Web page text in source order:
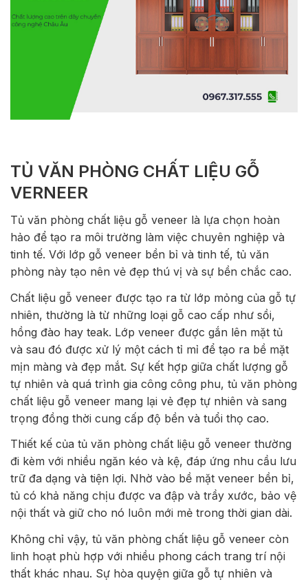
TỦ VĂN PHÒNG CHẤT LIỆU GỖ
VERNEER
Tủ văn phòng chất liệu gỗ veneer là lựa chọn hoàn
hảo để tạo ra môi trường làm việc chuyên nghiệp và
tinh tế. Với lớp gỗ veneer bền bỉ và tinh tế, tủ văn
phòng này tạo nên vẻ đẹp thú vị và sự bền chắc cao.
Chất liệu gỗ veneer được tạo ra từ lớp mỏng của gỗ tự
nhiên, thường là từ những loại gỗ cao cấp như sồi,
hồng đào hay teak. Lớp veneer được gắn lên mặt tủ
và sau đó được xử lý một cách tỉ mỉ để tạo ra bề mặt
mịn màng và đẹp mắt. Sự kết hợp giữa chất lượng gỗ
tự nhiên và quá trình gia công công phu, tủ văn phòng
chất liệu gỗ veneer mang lại vẻ đẹp tự nhiên và sang
trọng đồng thời cung cấp độ bền và tuổi thọ cao.
Thiết kế của tủ văn phòng chất liệu gỗ veneer thường
đi kèm với nhiều ngăn kéo và kệ, đáp ứng nhu cầu lưu
trữ đa dạng và tiện lợi. Nhờ vào bề mặt veneer bền bỉ,
tủ có khả năng chịu được va đập và trầy xước, bảo vệ
nội thất và giữ cho nó luôn mới mẻ trong thời gian dài.
Không chỉ vậy, tủ văn phòng chất liệu gỗ veneer còn
linh hoạt phù hợp với nhiều phong cách trang trí nội
thất khác nhau. Sự hòa quyện giữa gỗ tự nhiên và